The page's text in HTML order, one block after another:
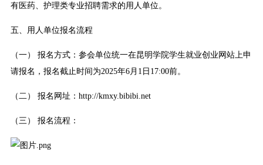
有医药、护理类专业招聘需求的用人单位。
五、用人单位报名流程
（一） 报名方式：参会单位统一在昆明学院学生就业创业网站上申
请报名，报名截止时间为2025年6月1日17:00前。
（二） 报名网址：http://kmxy.bibibi.net
（三） 报名流程：